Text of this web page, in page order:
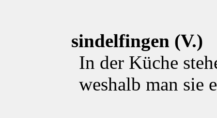
sindelfingen (V.)
In der Küche
weshalb man sie